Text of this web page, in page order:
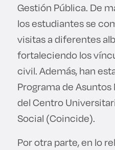
Gestión Pública. De
los estudiantes se
visitas a diferentes
fortaleciendo los
civil. Además, han
Programa de
del Centro
Social (Coincide).
Por otra parte, en lo